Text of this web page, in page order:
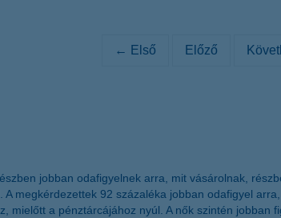
← Első Előző
jobban odafigyelnek arra, mit vásárolnak,
megkérdezettek 92 százaléka jobban odafigyel
a pénztárcájához nyúl. A nők szintén jobban